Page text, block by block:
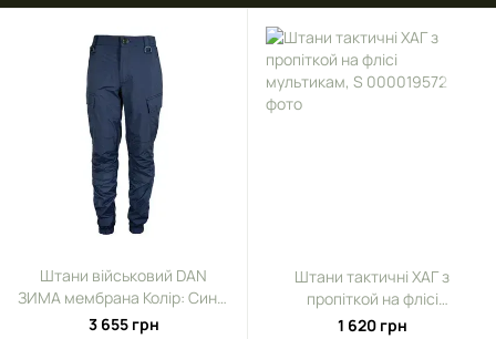
Штани військовий DAN
ЗИМА мембрана Колір: Синій
р. M
3 655 грн
Штани тактичні ХАГ з
пропіткой на флісі
мультикам, S
1 620 грн